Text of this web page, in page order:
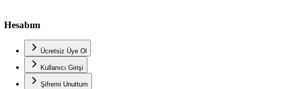
Hesabım
Ücretsiz Üye Ol
Kullanıcı Girişi
Şifremi Unuttum